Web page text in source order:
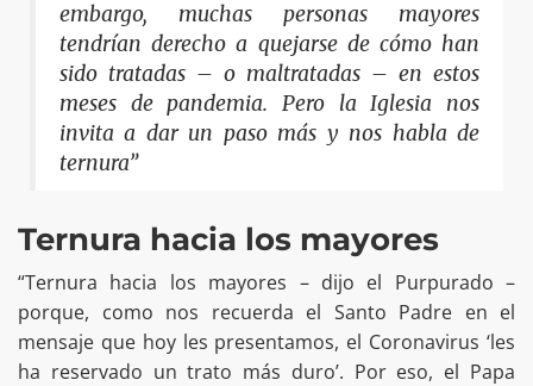
embargo, muchas personas mayores
tendrían derecho a quejarse de cómo han
sido tratadas – o maltratadas – en estos
meses de pandemia. Pero la Iglesia nos
invita a dar un paso más y nos habla de
ternura”
Ternura hacia los mayores
“Ternura hacia los mayores – dijo el Purpurado –
porque, como nos recuerda el Santo Padre en el
mensaje que hoy les presentamos, el Coronavirus ‘les
ha reservado un trato más duro’. Por eso, el Papa